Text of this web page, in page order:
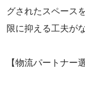
グされたスペース
限に抑える工夫が
【物流パートナー